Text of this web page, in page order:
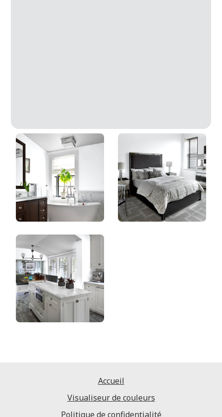
Plage Venteuse
DLX1169-1
Accueil
Visualiseur de couleurs
Politique de confidentialité